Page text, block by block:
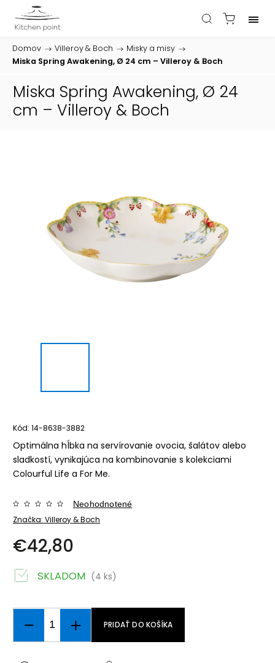
Domov / Villeroy & Boch / Misky a misy /
Miska Spring Awakening, Ø 24 cm – Villeroy & Boch
Miska Spring Awakening, Ø 24
cm – Villeroy & Boch
Kód: 14-8638-3882
Optimálna hĺbka na servírovanie ovocia, šalátov alebo
sladkostí, vynikajúca na kombinovanie s kolekciami
Colourful Life a For Me.
Značka: Villeroy & Boch
Neohodnotené
€42,80
SKLADOM (4 ks)
PRIDAŤ DO KOŠÍKA